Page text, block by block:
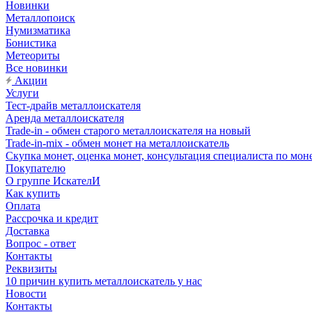
Новинки
Металлопоиск
Нумизматика
Бонистика
Метеориты
Все новинки
Акции
Услуги
Тест-драйв металлоискателя
Аренда металлоискателя
Trade-in - обмен старого металлоискателя на новый
Trade-in-mix - обмен монет на металлоискатель
Скупка монет, оценка монет, консультация специалиста по
Покупателю
О группе ИскателИ
Как купить
Оплата
Рассрочка и кредит
Доставка
Вопрос - ответ
Контакты
Реквизиты
10 причин купить металлоискатель у нас
Новости
Контакты